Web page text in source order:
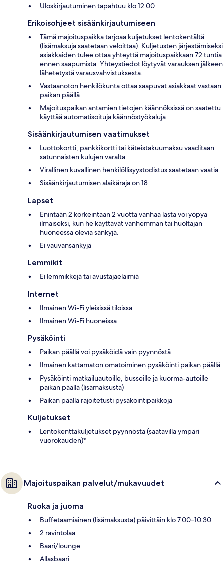
Uloskirjautuminen tapahtuu klo 12.00
Erikoisohjeet sisäänkirjautumiseen
Tämä majoituspaikka tarjoaa kuljetukset lentokentältä
(lisämaksuja saatetaan veloittaa). Kuljetusten järjestämiseksi
asiakkaiden tulee ottaa yhteyttä majoituspaikkaan 72 tuntia
ennen saapumista. Yhteystiedot löytyvät varauksen jälkeen
lähetetystä varausvahvistuksesta.
Vastaanoton henkilökunta ottaa saapuvat asiakkaat vastaan
paikan päällä
Majoituspaikan antamien tietojen käännöksissä on saatettu
käyttää automatisoituja käännöstyökaluja
Sisäänkirjautumisen vaatimukset
Luottokortti, pankkikortti tai käteistakuumaksu vaaditaan
satunnaisten kulujen varalta
Virallinen kuvallinen henkilöllisyystodistus saatetaan vaatia
Sisäänkirjautumisen alaikäraja on 18
Lapset
Enintään 2 korkeintaan 2 vuotta vanhaa lasta voi yöpyä
ilmaiseksi, kun he käyttävät vanhemman tai huoltajan
huoneessa olevia sänkyjä.
Ei vauvansänkyjä
Lemmikit
Ei lemmikkejä tai avustajaeläimiä
Internet
Ilmainen Wi-Fi yleisissä tiloissa
Ilmainen Wi-Fi huoneissa
Pysäköinti
Paikan päällä voi pysäköidä vain pyynnöstä
Ilmainen kattamaton omatoiminen pysäköinti paikan päällä
Pysäköinti matkailuautoille, busseille ja kuorma-autoille
paikan päällä (lisämaksusta)
Paikan päällä rajoitetusti pysäköintipaikkoja
Kuljetukset
Lentokenttäkuljetukset pyynnöstä (saatavilla ympäri
vuorokauden)*
Majoituspaikan palvelut/mukavuudet
Ruoka ja juoma
Buffetaamiainen (lisämaksusta) päivittäin klo 7.00–10.30
2 ravintolaa
Baari/lounge
Allasbaari